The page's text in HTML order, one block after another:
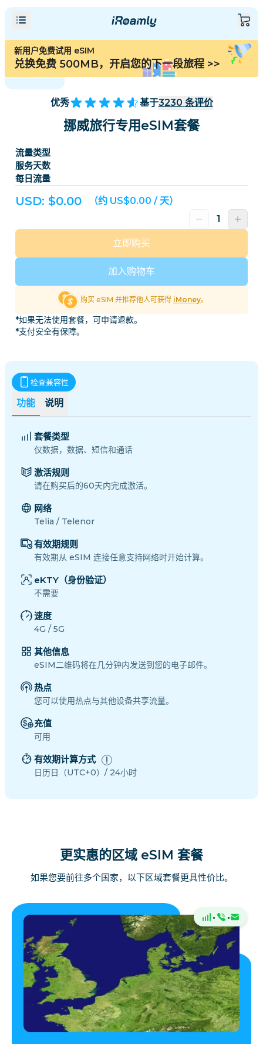
新用户免费试用 eSIM
兑换免费 500MB，开启您的下一段旅程 >>
优秀 基于3230 条评价
挪威旅行专用eSIM套餐
流量类型
服务天数
每日流量
USD: $0.00 （约 US$0.00 / 天）
加入购物车
立即购买
购买 eSIM 并推荐他人可获得 iMoney。
*如果无法使用套餐，可申请退款。
*支付安全有保障。
功能 说明
检查兼容性
套餐类型
仅数据，数据、短信和通话
激活规则
请在购买后的60天内完成激活。
网络
Telia / Telenor
有效期规则
有效期从 eSIM 连接任意支持网络时开始计算。
eKTY（身份验证）
不需要
速度
4G / 5G
其他信息
eSIM二维码将在几分钟内发送到您的电子邮件。
热点
您可以使用热点与其他设备共享流量。
充值
可用
有效期计算方式
日历日（UTC+0）/ 24小时
更实惠的区域 eSIM 套餐
如果您要前往多个国家，以下区域套餐更具性价比。
· ·